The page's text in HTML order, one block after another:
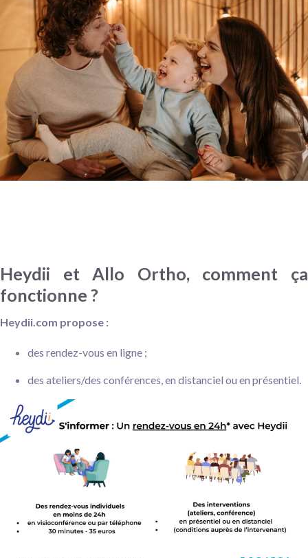
Heydii et Allo Ortho, comment ça
fonctionne ?
Heydii.com propose :
des rendez-vous en ligne ;
des ateliers/des conférences, en distanciel ou en présentiel.